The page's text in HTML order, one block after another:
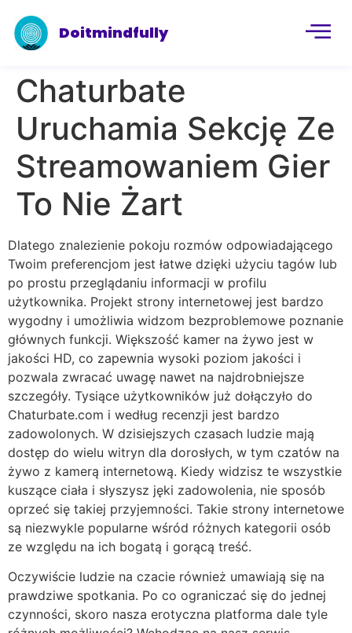
Doitmindfully
Chaturbate
Uruchamia Sekcję Ze
Streamowaniem Gier
To Nie Żart
Dlatego znalezienie pokoju rozmów odpowiadającego
Twoim preferencjom jest łatwe dzięki użyciu tagów lub
po prostu przeglądaniu informacji w profilu
użytkownika. Projekt strony internetowej jest bardzo
wygodny i umożliwia widzom bezproblemowe poznanie
głównych funkcji. Większość kamer na żywo jest w
jakości HD, co zapewnia wysoki poziom jakości i
pozwala zwracać uwagę nawet na najdrobniejsze
szczegóły. Tysiące użytkowników już dołączyło do
Chaturbate.com i według recenzji jest bardzo
zadowolonych. W dzisiejszych czasach ludzie mają
dostęp do wielu witryn dla dorosłych, w tym czatów na
żywo z kamerą internetową. Kiedy widzisz te wszystkie
kuszące ciała i słyszysz jęki zadowolenia, nie sposób
oprzeć się takiej przyjemności. Takie strony internetowe
są niezwykle popularne wśród różnych kategorii osób
ze względu na ich bogatą i gorącą treść.
Oczywiście ludzie na czacie również umawiają się na
prawdziwe spotkania. Po co ograniczać się do jednej
czynności, skoro nasza erotyczna platforma dale tyle